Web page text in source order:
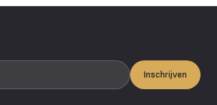
Inschrijven